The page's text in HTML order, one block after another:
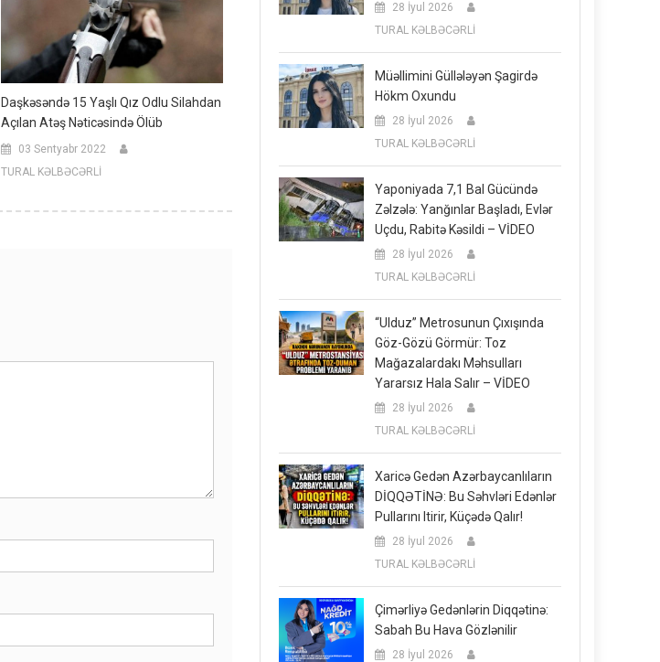
Daşkəsəndə 15 Yaşlı Qız Odlu Silahdan
Açılan Atəş Nəticəsində Ölüb
03 Sentyabr 2022
TURAL KƏLBƏCƏRLİ
28 İyul 2026
TURAL KƏLBƏCƏRLİ
Müəllimini Güllələyən Şagirdə
Hökm Oxundu
28 İyul 2026
TURAL KƏLBƏCƏRLİ
Yaponiyada 7,1 Bal Gücündə
Zəlzələ: Yanğınlar Başladı, Evlər
Uçdu, Rabitə Kəsildi – VİDEO
28 İyul 2026
TURAL KƏLBƏCƏRLİ
“Ulduz” Metrosunun Çıxışında
Göz-Gözü Görmür: Toz
Mağazalardakı Məhsulları
Yararsız Hala Salır – VİDEO
28 İyul 2026
TURAL KƏLBƏCƏRLİ
Xaricə Gedən Azərbaycanlıların
DİQQƏTİNƏ: Bu Səhvləri Edənlər
Pullarını Itirir, Küçədə Qalır!
28 İyul 2026
TURAL KƏLBƏCƏRLİ
Çimərliyə Gedənlərin Diqqətinə:
Sabah Bu Hava Gözlənilir
28 İyul 2026